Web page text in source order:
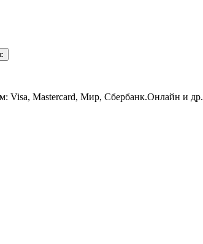
Visa, Mastercard, Мир, Сбербанк.Онлайн и др.